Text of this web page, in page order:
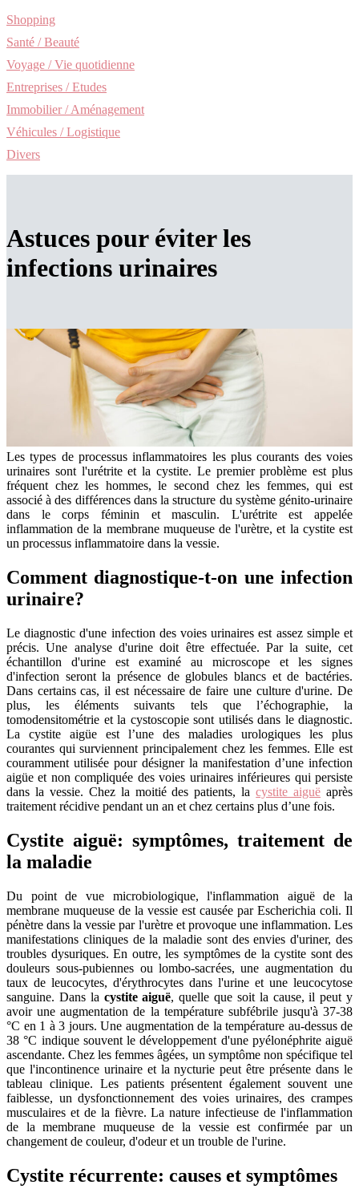
Shopping
Santé / Beauté
Voyage / Vie quotidienne
Entreprises / Etudes
Immobilier / Aménagement
Véhicules / Logistique
Divers
Astuces pour éviter les
infections urinaires
Les types de processus inflammatoires les plus courants des voies
urinaires sont l'urétrite et la cystite. Le premier problème est plus
fréquent chez les hommes, le second chez les femmes, qui est
associé à des différences dans la structure du système génito-urinaire
dans le corps féminin et masculin. L'urétrite est appelée
inflammation de la membrane muqueuse de l'urètre, et la cystite est
un processus inflammatoire dans la vessie.
Comment diagnostique-t-on une infection
urinaire?
Le diagnostic d'une infection des voies urinaires est assez simple et
précis. Une analyse d'urine doit être effectuée. Par la suite, cet
échantillon d'urine est examiné au microscope et les signes
d'infection seront la présence de globules blancs et de bactéries.
Dans certains cas, il est nécessaire de faire une culture d'urine. De
plus, les éléments suivants tels que l’échographie, la
tomodensitométrie et la cystoscopie sont utilisés dans le diagnostic.
La cystite aigüe est l’une des maladies urologiques les plus
courantes qui surviennent principalement chez les femmes. Elle est
couramment utilisée pour désigner la manifestation d’une infection
aigüe et non compliquée des voies urinaires inférieures qui persiste
dans la vessie. Chez la moitié des patients, lacystite aiguë après
traitement récidive pendant un an et chez certains plus d’une fois.
Cystite aiguë: symptômes, traitement de
la maladie
Du point de vue microbiologique, l'inflammation aiguë de la
membrane muqueuse de la vessie est causée par Escherichia coli. Il
pénètre dans la vessie par l'urètre et provoque une inflammation. Les
manifestations cliniques de la maladie sont des envies d'uriner, des
troubles dysuriques. En outre, les symptômes de la cystite sont des
douleurs sous-pubiennes ou lombo-sacrées, une augmentation du
taux de leucocytes, d'érythrocytes dans l'urine et une leucocytose
sanguine. Dans la cystite aiguë, quelle que soit la cause, il peut y
avoir une augmentation de la température subfébrile jusqu'à 37-38
°C en 1 à 3 jours. Une augmentation de la température au-dessus de
38 °C indique souvent le développement d'une pyélonéphrite aiguë
ascendante. Chez les femmes âgées, un symptôme non spécifique tel
que l'incontinence urinaire et la nycturie peut être présente dans le
tableau clinique. Les patients présentent également souvent une
faiblesse, un dysfonctionnement des voies urinaires, des crampes
musculaires et de la fièvre. La nature infectieuse de l'inflammation
de la membrane muqueuse de la vessie est confirmée par un
changement de couleur, d'odeur et un trouble de l'urine.
Cystite récurrente: causes et symptômes